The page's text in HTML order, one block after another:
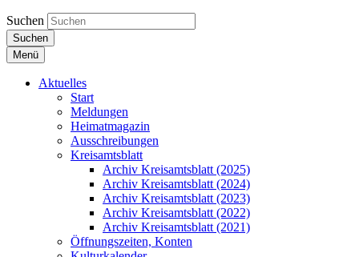
Suchen
Suchen
Menü
Aktuelles
Start
Meldungen
Heimatmagazin
Ausschreibungen
Kreisamtsblatt
Archiv Kreisamtsblatt (2025)
Archiv Kreisamtsblatt (2024)
Archiv Kreisamtsblatt (2023)
Archiv Kreisamtsblatt (2022)
Archiv Kreisamtsblatt (2021)
Öffnungszeiten, Konten